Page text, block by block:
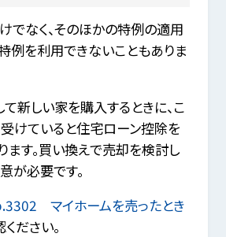
でなく、そのほかの特例の適用
例を利用できないこともありま
て新しい家を購入するときに、こ
けていると住宅ローン控除を
ます。買い換えで売却を検討し
が必要です。
マイホームを売ったとき
ださい。